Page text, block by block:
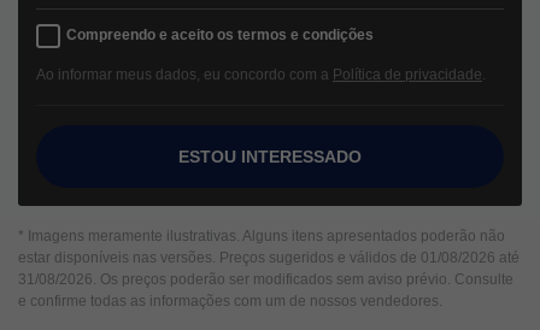
Compreendo e aceito os termos e condições
Ao informar meus dados, eu concordo com a Política de privacidade
ESTOU INTERESSADO
* Imagens meramente ilustrativas. Alguns itens apresentados poderão não
estar disponíveis nas versões. Preços sugeridos e válidos de 01/08/2026 até
31/08/2026. Os preços poderão ser modificados sem aviso prévio. Consulte
e confirme todas as informações com um de nossos vendedores.